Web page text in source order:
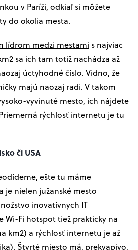
v Paríži, odkiaľ si môžete
do okolia mesta.
lídrom medzi mestami s najviac
sa ich tam totiž nachádza až
úctyhodné číslo. Vidno, že
majú naozaj radi. V takom
vyvinuté mesto, ich nájdete
rýchlosť internetu je tu
či USA
ešte tu máme
je nielen južanské mesto
inovatívnych IT
Wi-Fi hotspot tiež prakticky na
km2) a rýchlosť internetu je až
Štvrté miesto má, prekvapivo,